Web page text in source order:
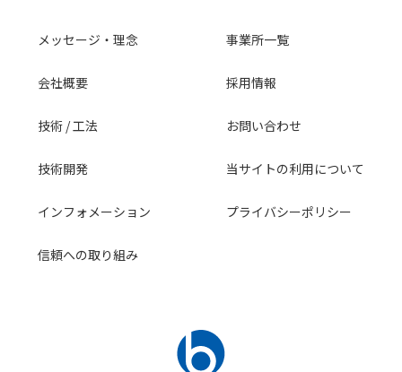
メッセージ・理念
会社概要
技術 / 工法
技術開発
インフォメーション
信頼への取り組み
事業所一覧
採用情報
お問い合わせ
当サイトの利用について
プライバシーポリシー